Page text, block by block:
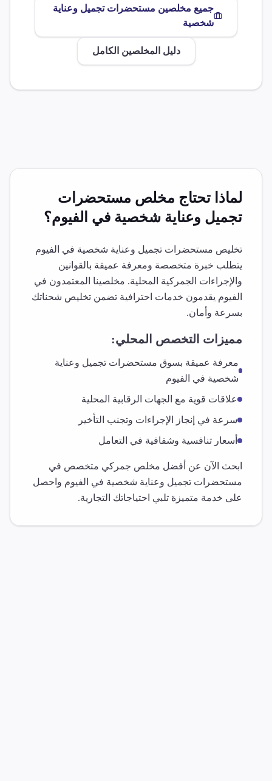
جميع مخلصين مستحضرات تجميل وعناية
شخصية
دليل المخلصين الكامل
لماذا تحتاج مخلص مستحضرات
تجميل وعناية شخصية في الفيوم؟
تخليص مستحضرات تجميل وعناية شخصية في الفيوم
يتطلب خبرة متخصصة ومعرفة عميقة بالقوانين
والإجراءات الجمركية المحلية. مخلصينا المعتمدون في
الفيوم يقدمون خدمات احترافية تضمن تخليص شحناتك
بسرعة وأمان.
مميزات التخصص المحلي:
معرفة عميقة بسوق مستحضرات تجميل وعناية
شخصية في الفيوم
علاقات قوية مع الجهات الرقابية المحلية
سرعة في إنجاز الإجراءات وتجنب التأخير
أسعار تنافسية وشفافية في التعامل
ابحث الآن عن أفضل مخلص جمركي متخصص في
مستحضرات تجميل وعناية شخصية في الفيوم واحصل
على خدمة متميزة تلبي احتياجاتك التجارية.